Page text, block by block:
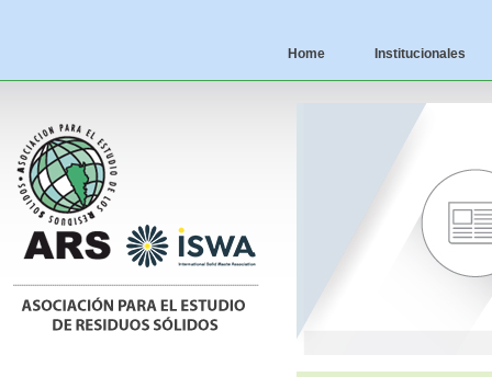
Home Institucionales